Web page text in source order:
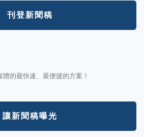
刊登新聞稿
的最快速、最便捷的方案！
讓新聞稿曝光